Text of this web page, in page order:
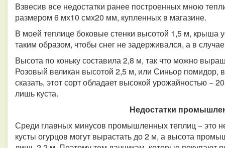
Взвесив все недостатки ранее построенных мною
размером 6 мх10 смх20 мм, купленных в магазине.
В моей теплице боковые стенки высотой 1,5 м, крыша
таким образом, чтобы снег не задерживался, а в
Высота по коньку составила 2,8 м, так что можно
Розовый великан высотой 2,5 м, или Синьор помидор,
сказать, этот сорт обладает высокой урожайностью −
лишь куста.
Недостатки
Среди главных минусов промышленных теплиц − это
кусты огурцов могут вырастать до 2 м, а высота